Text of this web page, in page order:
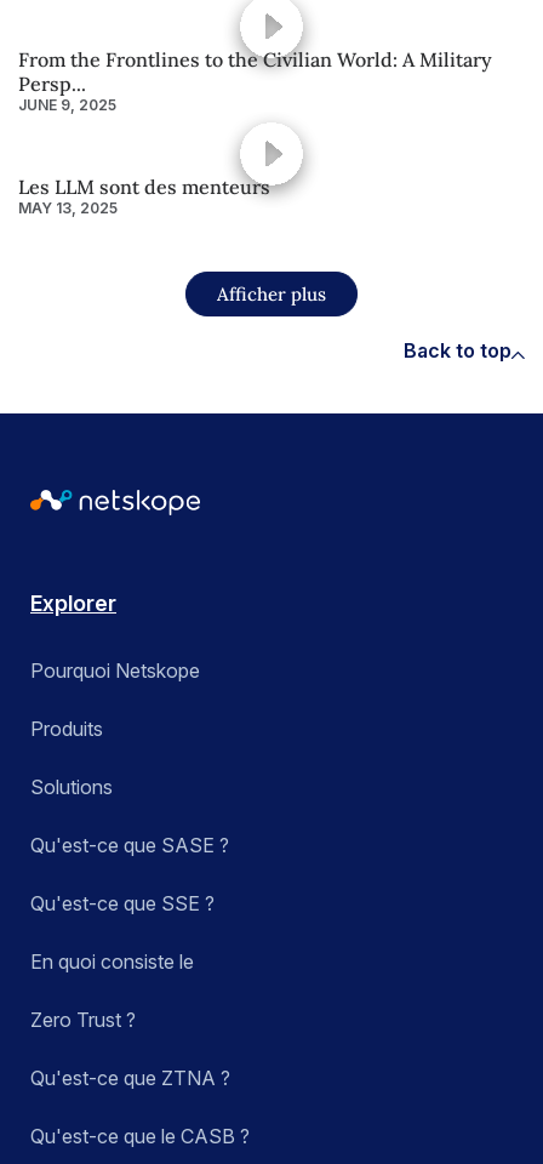
From the Frontlines to the Civilian World: A Military
Persp...
JUNE 9, 2025
Les LLM sont des menteurs
MAY 13, 2025
Afficher plus
Back to top
Explorer
Pourquoi Netskope
Produits
Solutions
Qu'est-ce que SASE ?
Qu'est-ce que SSE ?
En quoi consiste le
Zero Trust ?
Qu'est-ce que ZTNA ?
Qu'est-ce que le CASB ?